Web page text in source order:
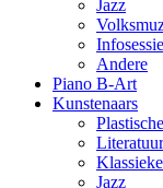
Jazz
Andere
Piano B-Art
Kunstenaars
Literatuur
Jazz